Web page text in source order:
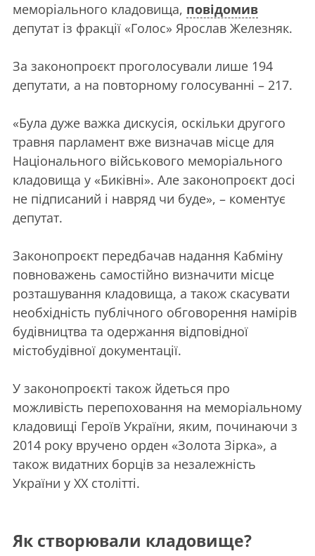
меморіального кладовища, повідомив
депутат із фракції «Голос» Ярослав Железняк.
За законопроєкт проголосували лише 194
депутати, а на повторному голосуванні – 217.
«Була дуже важка дискусія, оскільки другого
травня парламент вже визначав місце для
Національного військового меморіального
кладовища у «Биківні». Але законопроєкт досі
не підписаний і навряд чи буде», – коментує
депутат.
Законопроєкт передбачав надання Кабміну
повноважень самостійно визначити місце
розташування кладовища, а також скасувати
необхідність публічного обговорення намірів
будівництва та одержання відповідної
містобудівної документації.
У законопроєкті також йдеться про
можливість перепоховання на меморіальному
кладовищі Героїв України, яким, починаючи з
2014 року вручено орден «Золота Зірка», а
також видатних борців за незалежність
України у XX столітті.
Як створювали кладовище?